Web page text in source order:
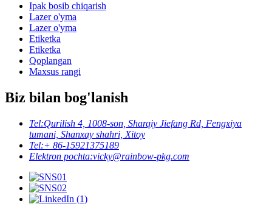
Ipak bosib chiqarish
Lazer o'yma
Lazer o'yma
Etiketka
Etiketka
Qoplangan
Maxsus rangi
Biz bilan bog'lanish
Tel:Qurilish 4, 1008-son, Sharqiy Jiefang Rd, Fengxiya
tumani, Shanxay shahri, Xitoy
Tel:+ 86-15921375189
Elektron pochta:vicky@rainbow-pkg.com